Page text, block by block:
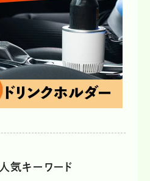
人気キーワード